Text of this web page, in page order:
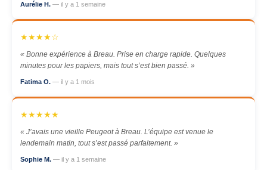
Aurélie H. — il y a 1 semaine
★★★★☆
« Bonne expérience à Breau. Prise en charge rapide. Quelques
minutes pour les papiers, mais tout s’est bien passé. »
Fatima O. — il y a 1 mois
★★★★★
« J’avais une vieille Peugeot à Breau. L’équipe est venue le
lendemain matin, tout s’est passé parfaitement. »
Sophie M. — il y a 1 semaine